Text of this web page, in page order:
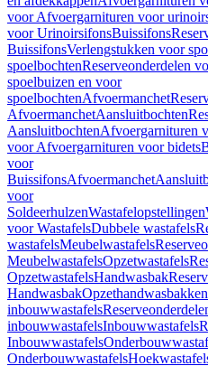
voor Afvoergarnituren voor
voor UrinoirsifonsBuissifons
BuissifonsVerlengstukken voor
spoelbochtenReserveonderdelen
spoelbuizen en voor
spoelbochtenAfvoermanchet
AfvoermanchetAansluitbochten
AansluitbochtenAfvoergarnituren
voor Afvoergarnituren voor bidets
voor
BuissifonsAfvoermanchet
voor
SoldeerhulzenWastafelopstellingen
voor WastafelsDubbele wastafels
wastafelsMeubelwastafels
MeubelwastafelsOpzetwastafels
OpzetwastafelsHandwasbak
HandwasbakOpzethandwasbakken
inbouwwastafels
inbouwwastafelsInbouwwastafels
Inbouwwastafels
Onderbouwwastafels